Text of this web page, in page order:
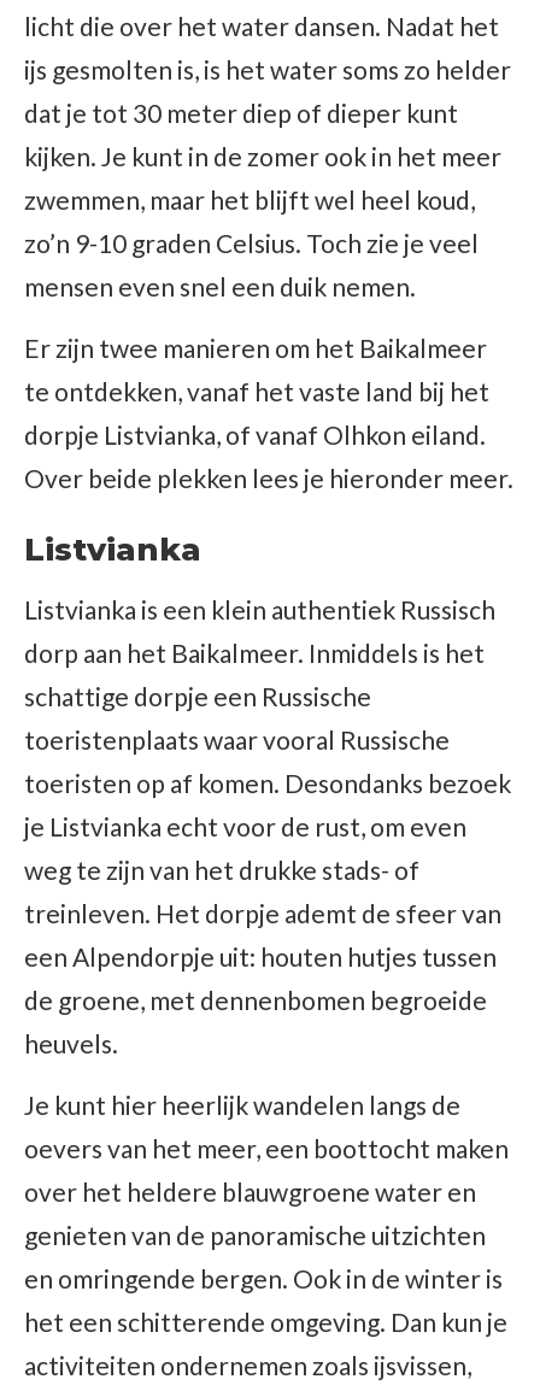
licht die over het water dansen. Nadat het
ijs gesmolten is, is het water soms zo helder
dat je tot 30 meter diep of dieper kunt
kijken. Je kunt in de zomer ook in het meer
zwemmen, maar het blijft wel heel koud,
zo’n 9-10 graden Celsius. Toch zie je veel
mensen even snel een duik nemen.
Er zijn twee manieren om het Baikalmeer
te ontdekken, vanaf het vaste land bij het
dorpje Listvianka, of vanaf Olhkon eiland.
Over beide plekken lees je hieronder meer.
Listvianka
Listvianka is een klein authentiek Russisch
dorp aan het Baikalmeer. Inmiddels is het
schattige dorpje een Russische
toeristenplaats waar vooral Russische
toeristen op af komen. Desondanks bezoek
je Listvianka echt voor de rust, om even
weg te zijn van het drukke stads- of
treinleven. Het dorpje ademt de sfeer van
een Alpendorpje uit: houten hutjes tussen
de groene, met dennenbomen begroeide
heuvels.
Je kunt hier heerlijk wandelen langs de
oevers van het meer, een boottocht maken
over het heldere blauwgroene water en
genieten van de panoramische uitzichten
en omringende bergen. Ook in de winter is
het een schitterende omgeving. Dan kun je
activiteiten ondernemen zoals ijsvissen,